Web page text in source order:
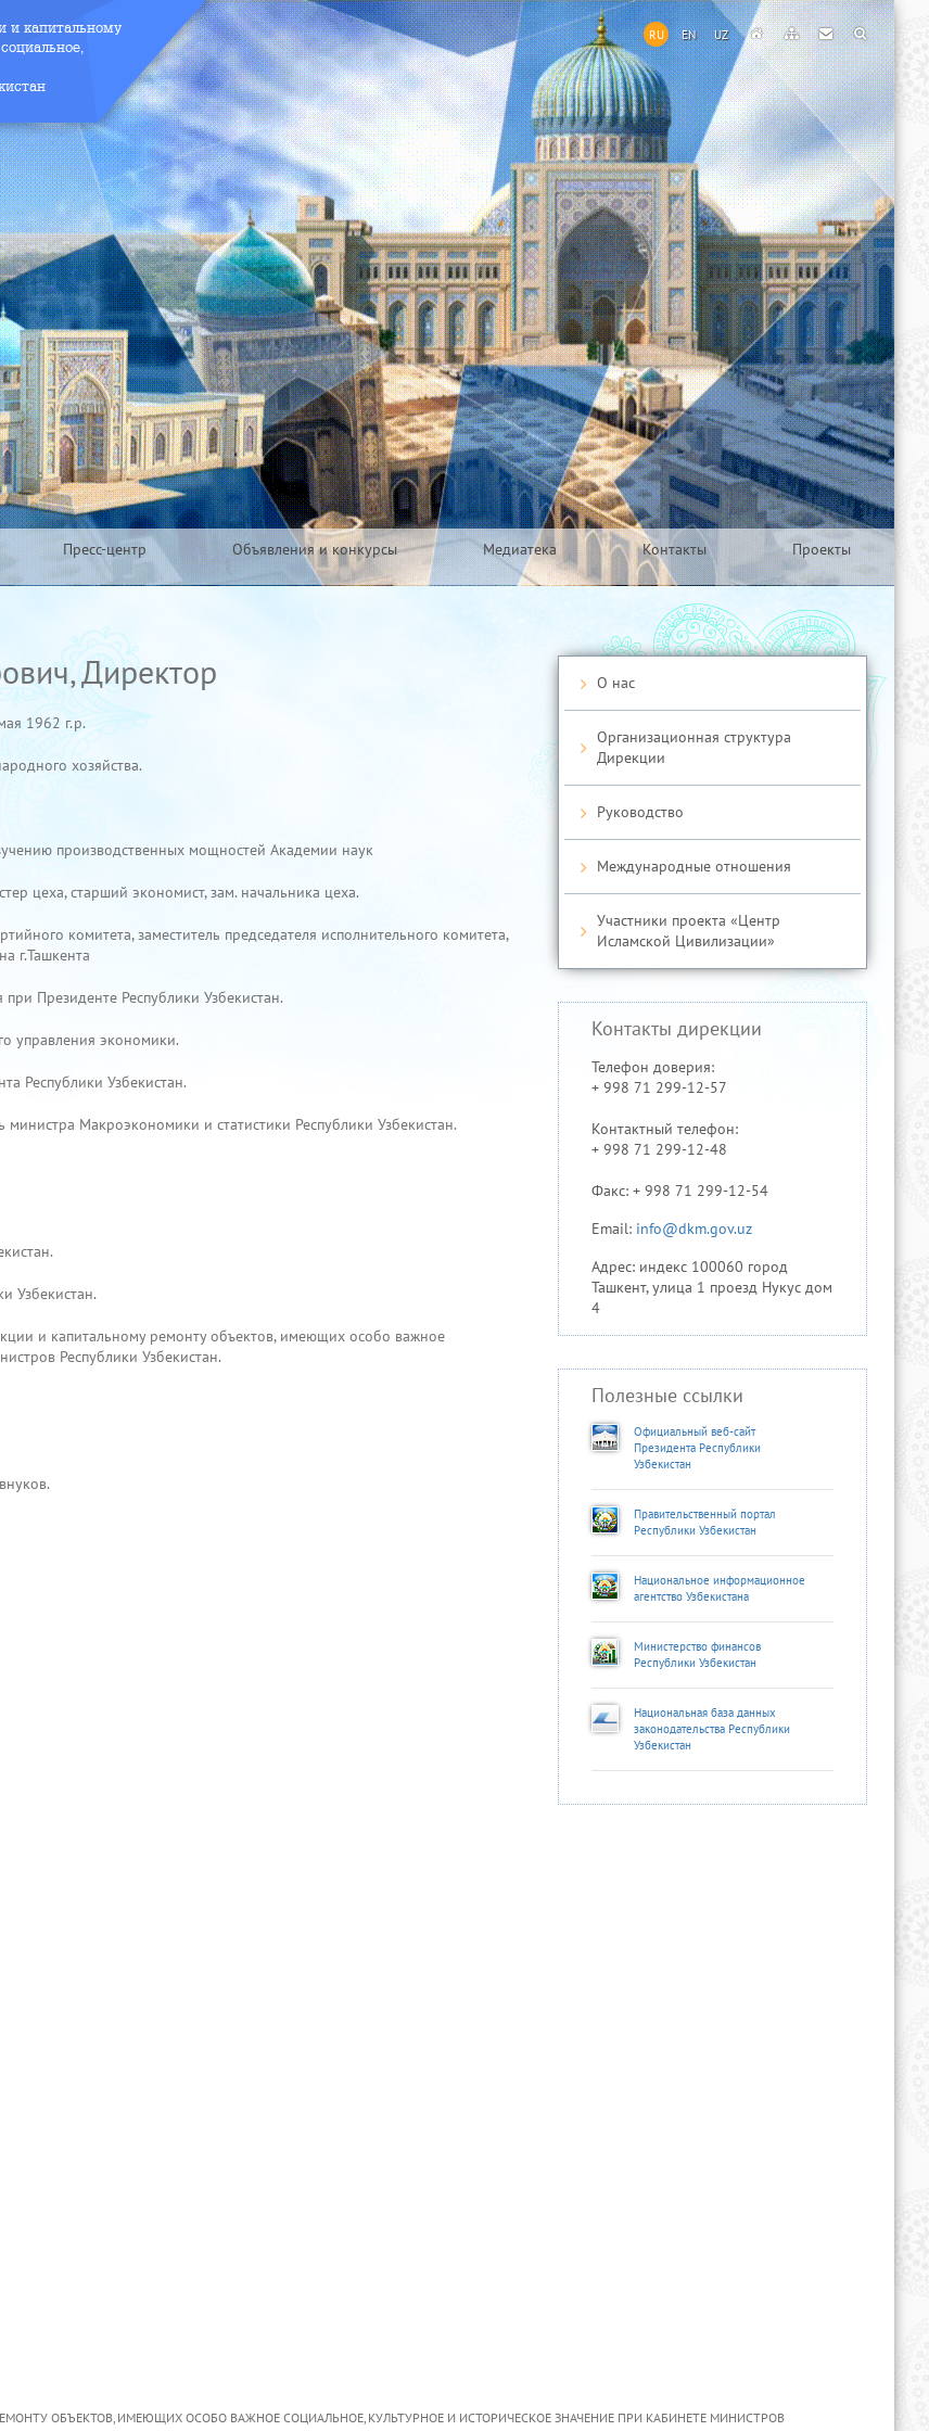
RU EN UZ
и капитальному
Пресс-центр Объявления и конкурсы Медиатека Контакты Проекты
Директор
1962 г.р.
хозяйства.
производственных мощностей Академии наук
цеха, старший экономист, зам. начальника цеха.
комитета, заместитель председателя исполнительного комитета,
г.Ташкента
Президенте Республики Узбекистан.
управления экономики.
Республики Узбекистан.
Макроэкономики и статистики Республики Узбекистан.
Узбекистан.
и капитальному ремонту объектов, имеющих особо важное
Республики Узбекистан.
О нас
Организационная структура
Дирекции
Руководство
Международные отношения
Участники проекта «Центр
Исламской Цивилизации»
Контакты дирекции
Телефон доверия:
+ 998 71 299-12-57
Контактный телефон:
+ 998 71 299-12-48
Факс: + 998 71 299-12-54
Email: info@dkm.gov.uz
Адрес: индекс 100060 город
Ташкент, улица 1 проезд Нукус дом
4
Полезные ссылки
Официальный веб-сайт
Президента Республики
Узбекистан
Правительственный портал
Республики Узбекистан
Национальное информационное
агентство Узбекистана
Министерство финансов
Республики Узбекистан
Национальная база данных
законодательства Республики
Узбекистан
ОБЪЕКТОВ, ИМЕЮЩИХ ОСОБО ВАЖНОЕ СОЦИАЛЬНОЕ, КУЛЬТУРНОЕ И ИСТОРИЧЕСКОЕ ЗНАЧЕНИЕ ПРИ КАБИНЕТЕ МИНИСТРОВ